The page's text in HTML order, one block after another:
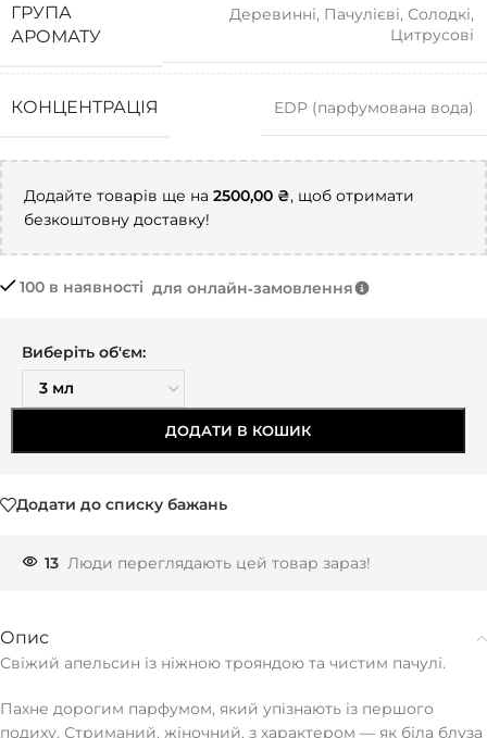
ГРУПА
АРОМАТУ
Деревинні, Пачулієві, Солодкі,
Цитрусові
КОНЦЕНТРАЦІЯ EDP (парфумована вода)
Додайте товарів ще на 2500,00 ₴, щоб отримати
безкоштовну доставку!
100 в наявності для онлайн‑замовлення
Виберіть об'єм:
ДОДАТИ В КОШИК
Додати до списку бажань
13 Люди переглядають цей товар зараз!
Опис
Свіжий апельсин із ніжною трояндою та чистим пачулі.
Пахне дорогим парфумом, який упізнають із першого
подиху. Стриманий, жіночний, з характером — як біла блуза